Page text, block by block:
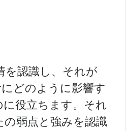
を認識し、それが
どのように影響す
役立ちます。それ
弱点と強みを認識